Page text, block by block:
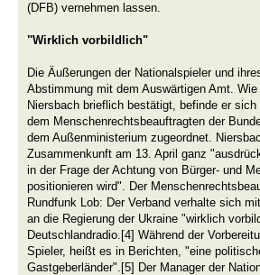
(DFB) vernehmen lassen.
"Wirklich vorbildlich"
Die Äußerungen der Nationalspieler und
Abstimmung mit dem Auswärtigen Amt.
Niersbach brieflich bestätigt, befinde er
dem Menschenrechtsbeauftragten der
dem Außenministerium zugeordnet.
Zusammenkunft am 13. April ganz
in der Frage der Achtung von Bürger- und
positionieren wird". Der
Rundfunk Lob: Der Verband verhalte sich
an die Regierung der Ukraine "wirklich
Deutschlandradio.[4] Während der
Spieler, heißt es in Berichten, "eine
Gastgeberländer".[5] Der Manager der